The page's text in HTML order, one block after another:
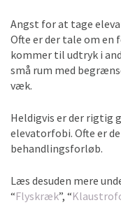
Angst for at tage
Ofte er der tale om
kommer til udtryk i
små rum med
væk.
Heldigvis er der rigtig
elevatorfobi. Ofte er
behandlingsforløb.
Læs desuden mere
“Flyskræk”, “